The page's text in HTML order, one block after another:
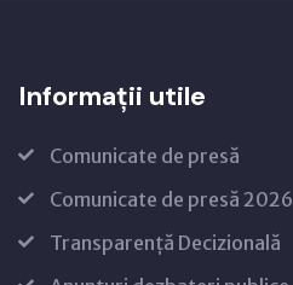
Informații utile
Comunicate de presă
Comunicate de presă 2026
Transparență Decizională